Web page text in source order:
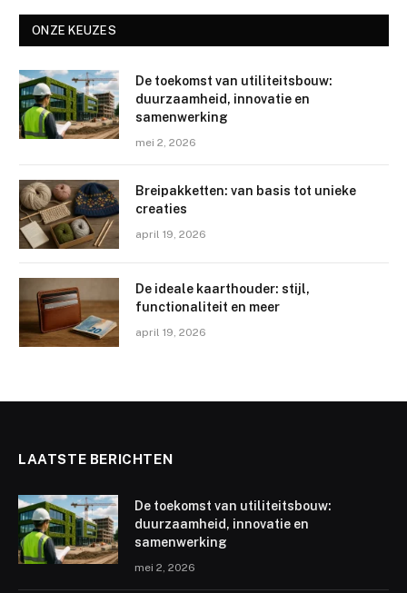
ONZE KEUZES
De toekomst van utiliteitsbouw:
duurzaamheid, innovatie en
samenwerking
mei 2, 2026
Breipakketten: van basis tot unieke
creaties
april 19, 2026
De ideale kaarthouder: stijl,
functionaliteit en meer
april 19, 2026
LAATSTE BERICHTEN
De toekomst van utiliteitsbouw:
duurzaamheid, innovatie en
samenwerking
mei 2, 2026